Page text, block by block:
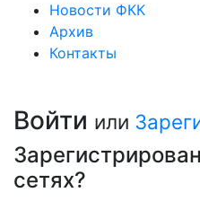
Новости ФКК
Архив
Контакты
Войти или
сетях?